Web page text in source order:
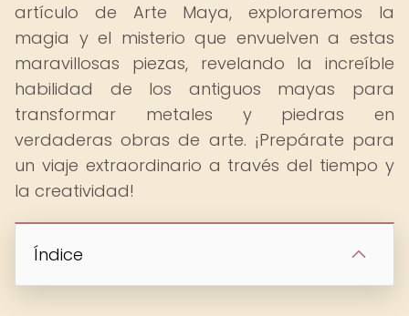
artículo de Arte Maya, exploraremos la
magia y el misterio que envuelven a estas
maravillosas piezas, revelando la increíble
habilidad de los antiguos mayas para
transformar metales y piedras en
verdaderas obras de arte. ¡Prepárate para
un viaje extraordinario a través del tiempo y
la creatividad!
Índice